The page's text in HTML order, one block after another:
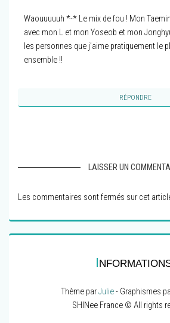
Waouuuuuh *-* Le mix de fou ! Mon Taemin
avec mon L et mon Yoseob et mon
les personnes que j’aime pratiquement le
ensemble !!
RÉPONDRE
LAISSER UN
Les commentaires sont fermés sur cet
I
Thème parJulie- Graphismes
SHINee France © All rights